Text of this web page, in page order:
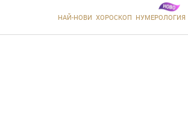
НАЙ-НОВИ ХОРОСКОП НУМЕРОЛОГИЯ